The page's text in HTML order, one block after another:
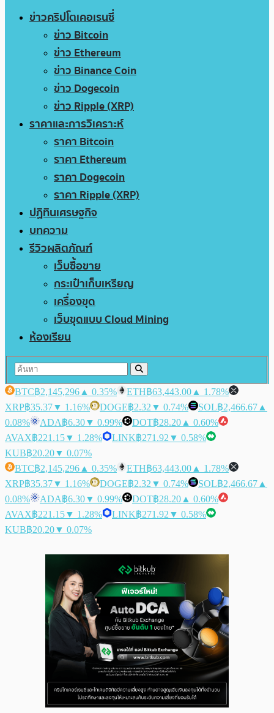
ข่าวคริปโตเคอเรนซี่
ข่าว Bitcoin
ข่าว Ethereum
ข่าว Binance Coin
ข่าว Dogecoin
ข่าว Ripple (XRP)
ราคาและการวิเคราะห์
ราคา Bitcoin
ราคา Ethereum
ราคา Dogecoin
ราคา Ripple (XRP)
ปฏิทินเศรษฐกิจ
บทความ
รีวิวผลิตภัณฑ์
เว็บซื้อขาย
กระเป๋าเก็บเหรียญ
เครื่องขุด
เว็บขุดแบบ Cloud Mining
ห้องเรียน
BTC฿2,145,296 ▲ 0.35% ETH฿63,443.00 ▲ 1.78%
XRP฿35.37▼ 1.16% DOGE฿2.32 ▼ 0.74% SOL฿2,466.67 ▲
0.08%
ADA฿6.30▼ 0.99% DOT฿28.20 ▲ 0.60%
AVAX฿221.15▼ 1.28% LINK฿271.92 ▼ 0.58%
KUB฿20.20▼ 0.07%
BTC฿2,145,296 ▲ 0.35% ETH฿63,443.00 ▲ 1.78%
XRP฿35.37▼ 1.16% DOGE฿2.32 ▼ 0.74% SOL฿2,466.67 ▲
0.08%
ADA฿6.30▼ 0.99% DOT฿28.20 ▲ 0.60%
AVAX฿221.15▼ 1.28% LINK฿271.92 ▼ 0.58%
KUB฿20.20▼ 0.07%